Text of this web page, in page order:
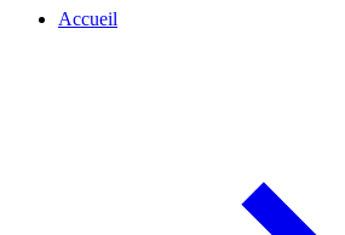
Accueil